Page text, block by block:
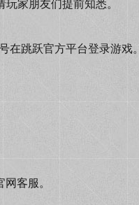
家朋友们提前知悉。
跳跃官方平台登录游戏。
客服。